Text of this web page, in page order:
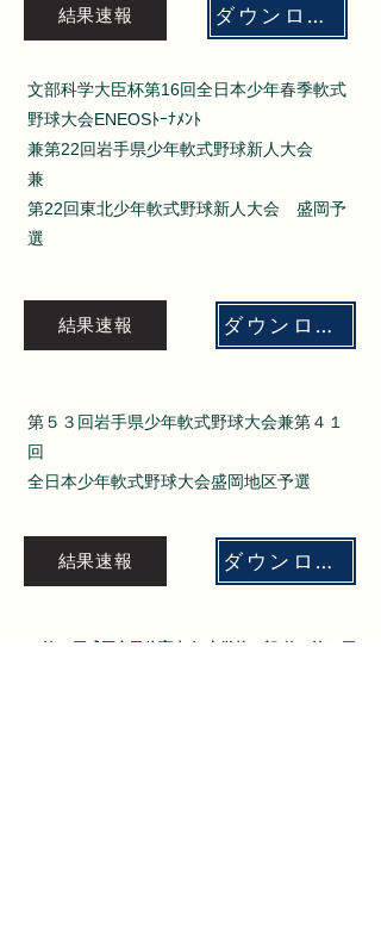
結果速報
ダウンロード
文部科学大臣杯第16回全日本少年春季軟式
野球大会ENEOSﾄｰﾅﾒﾝﾄ
兼第22回岩手県少年軟式野球新人大会
兼
第22回東北少年軟式野球新人大会 盛岡予
選
結果速報 ダウンロード
第５３回岩手県少年軟式野球大会兼第４１
回
全日本少年軟式野球大会盛岡地区予選
結果速報 ダウンロード